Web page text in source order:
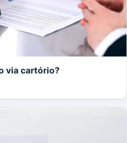
via cartório?